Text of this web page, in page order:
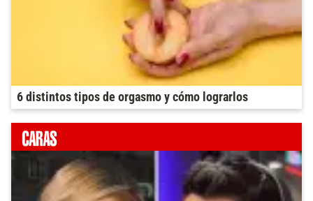
6 distintos tipos de orgasmo y cómo lograrlos